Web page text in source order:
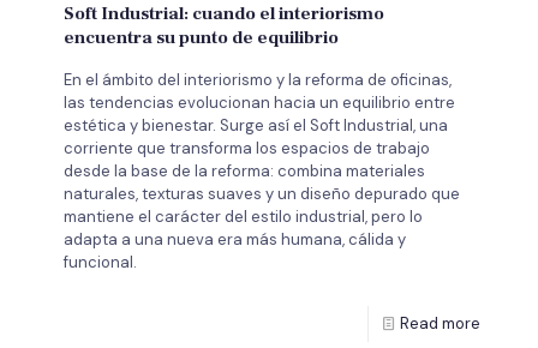
Soft Industrial: cuando el interiorismo
encuentra su punto de equilibrio
En el ámbito del interiorismo y la reforma de oficinas,
las tendencias evolucionan hacia un equilibrio entre
estética y bienestar. Surge así el Soft Industrial, una
corriente que transforma los espacios de trabajo
desde la base de la reforma: combina materiales
naturales, texturas suaves y un diseño depurado que
mantiene el carácter del estilo industrial, pero lo
adapta a una nueva era más humana, cálida y
funcional.
Read more